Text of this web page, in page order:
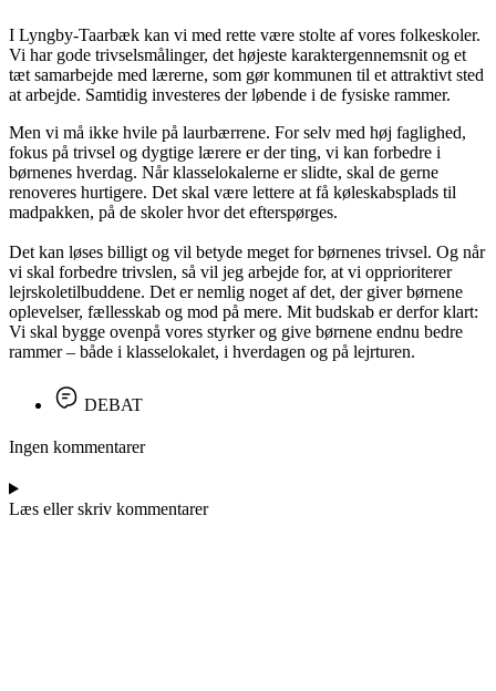
I Lyngby-Taarbæk kan vi med rette være stolte af vores folkeskoler.
Vi har gode trivselsmålinger, det højeste karaktergennemsnit og et
tæt samarbejde med lærerne, som gør kommunen til et attraktivt sted
at arbejde. Samtidig investeres der løbende i de fysiske rammer.
Men vi må ikke hvile på laurbærrene. For selv med høj faglighed,
fokus på trivsel og dygtige lærere er der ting, vi kan forbedre i
børnenes hverdag. Når klasselokalerne er slidte, skal de gerne
renoveres hurtigere. Det skal være lettere at få køleskabsplads til
madpakken, på de skoler hvor det efterspørges.
Det kan løses billigt og vil betyde meget for børnenes trivsel. Og når
vi skal forbedre trivslen, så vil jeg arbejde for, at vi opprioriterer
lejrskoletilbuddene. Det er nemlig noget af det, der giver børnene
oplevelser, fællesskab og mod på mere. Mit budskab er derfor klart:
Vi skal bygge ovenpå vores styrker og give børnene endnu bedre
rammer – både i klasselokalet, i hverdagen og på lejrturen.
DEBAT
Ingen kommentarer
Læs eller skriv kommentarer